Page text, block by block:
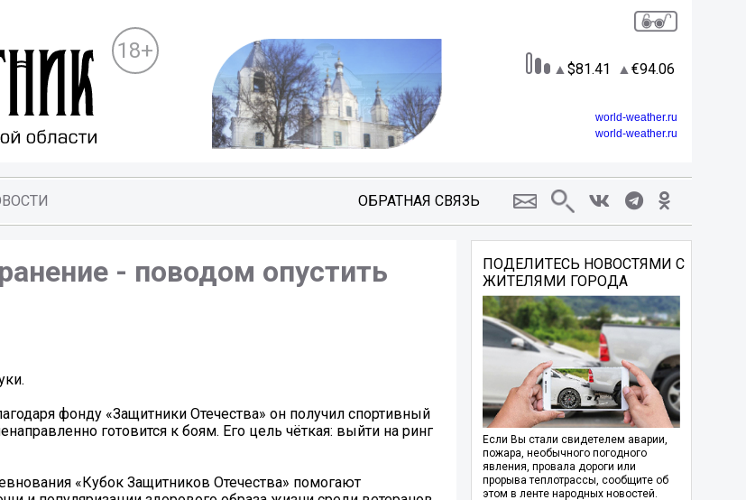
18+
81.41 94.06
world-weather.ru
world-weather.ru
ОБРАТНАЯ СВЯЗЬ
- поводом опустить
фонду «Защитники Отечества» он получил спортивный
готовится к боям. Его цель чёткая: выйти на ринг
«Кубок Защитников Отечества» помогают
ПОДЕЛИТЕСЬ НОВОСТЯМИ С
ЖИТЕЛЯМИ ГОРОДА
Если Вы стали свидетелем аварии,
пожара, необычного погодного
явления, провала дороги или
прорыва теплотрассы, сообщите об
этом в ленте народных новостей.